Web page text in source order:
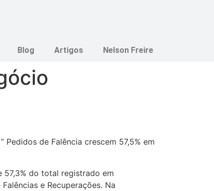
Blog Artigos Nelson Freire
Pedidos de Falência crescem 57,5% em
57,3% do total registrado em
e Recuperações. Na